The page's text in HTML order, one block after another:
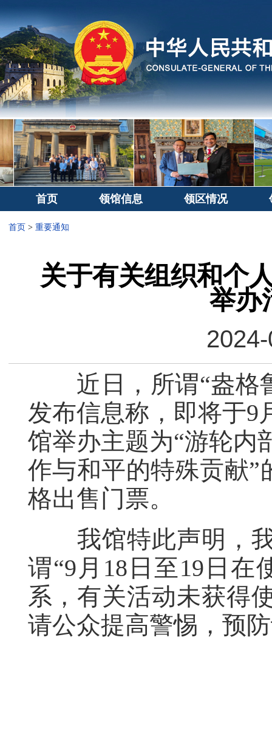
首页 领馆信息 领区情况
首页 > 重要通知
关于有关组织和个
举办
近日，所谓“盎格
发布信息称，即将于9
馆举办主题为“游轮内
作与和平的特殊贡献”
格出售门票。
我馆特此声明，我
谓“9月18日至19日在
系，有关活动未获得
请公众提高警惕，预